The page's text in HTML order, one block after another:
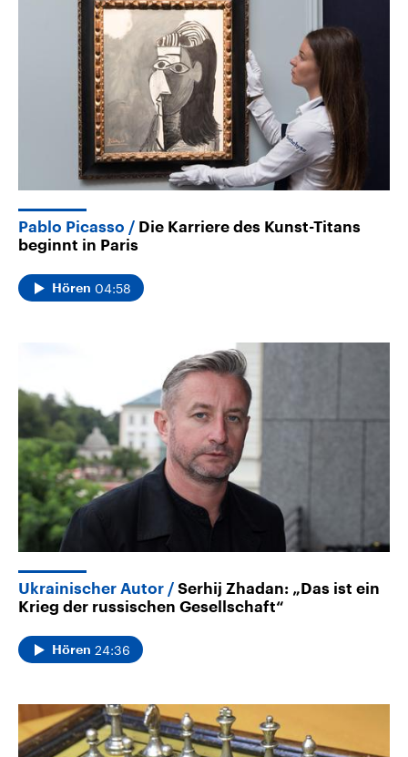
Pablo Picasso
Die Karriere des Kunst-Titans
beginnt in Paris
Hören 04:58
Ukrainischer Autor
Serhij Zhadan: „Das ist ein
Krieg der russischen Gesellschaft“
Hören 24:36